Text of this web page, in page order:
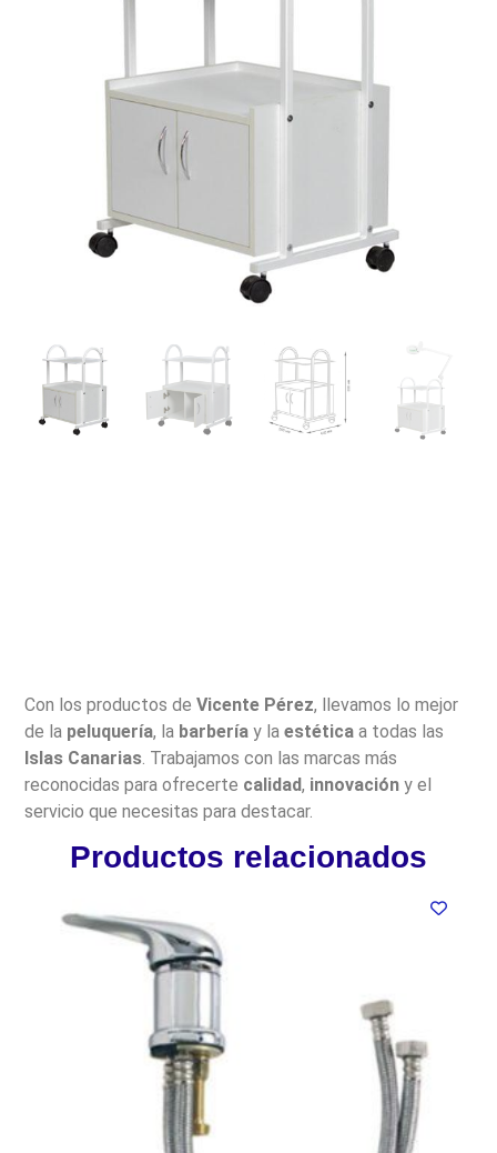
Con los productos deVicente Pérez, llevamos lo mejor
de la peluquería, la barbería y laestética a todas las
Islas Canarias. Trabajamos con las marcas más
reconocidas para ofrecerte calidad, innovación y el
servicio que necesitas para destacar.
Productos relacionados